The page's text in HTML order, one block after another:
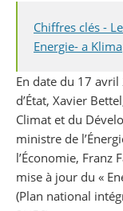
Chiffres clés -
Energie- a
En date du 17
d’État, Xavier
Climat et du
ministre de
l’Économie, Franz
mise à jour du «
(Plan national